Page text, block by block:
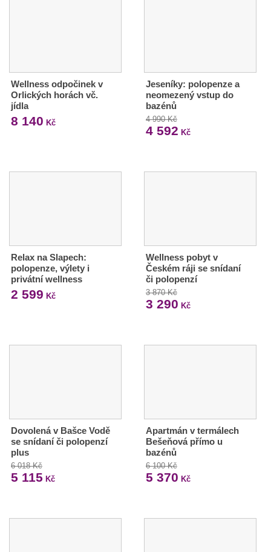
Wellness odpočinek v
Orlických horách vč.
jídla
8 140 Kč
Jeseníky: polopenze a
neomezený vstup do
bazénů
4 990 Kč
4 592 Kč
Relax na Slapech:
polopenze, výlety i
privátní wellness
2 599 Kč
Wellness pobyt v
Českém ráji se snídaní
či polopenzí
3 870 Kč
3 290 Kč
Dovolená v Bašce Vodě
se snídaní či polopenzí
plus
6 018 Kč
5 115 Kč
Apartmán v termálech
Bešeňová přímo u
bazénů
6 100 Kč
5 370 Kč